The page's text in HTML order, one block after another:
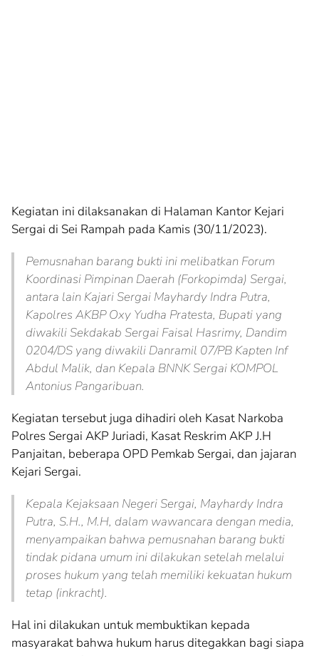
Kegiatan ini dilaksanakan di Halaman Kantor Kejari
Sergai di Sei Rampah pada Kamis (30/11/2023).
Pemusnahan barang bukti ini melibatkan Forum
Koordinasi Pimpinan Daerah (Forkopimda) Sergai,
antara lain Kajari Sergai Mayhardy Indra Putra,
Kapolres AKBP Oxy Yudha Pratesta, Bupati yang
diwakili Sekdakab Sergai Faisal Hasrimy, Dandim
0204/DS yang diwakili Danramil 07/PB Kapten Inf
Abdul Malik, dan Kepala BNNK Sergai KOMPOL
Antonius Pangaribuan.
Kegiatan tersebut juga dihadiri oleh Kasat Narkoba
Polres Sergai AKP Juriadi, Kasat Reskrim AKP J.H
Panjaitan, beberapa OPD Pemkab Sergai, dan jajaran
Kejari Sergai.
Kepala Kejaksaan Negeri Sergai, Mayhardy Indra
Putra, S.H., M.H, dalam wawancara dengan media,
menyampaikan bahwa pemusnahan barang bukti
tindak pidana umum ini dilakukan setelah melalui
proses hukum yang telah memiliki kekuatan hukum
tetap (inkracht).
Hal ini dilakukan untuk membuktikan kepada
masyarakat bahwa hukum harus ditegakkan bagi siapa